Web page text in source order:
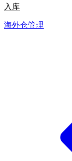
入库
海外仓管理